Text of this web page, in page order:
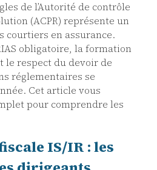
de l’Autorité de contrôle
(ACPR) représente un
courtiers en assurance.
obligatoire, la formation
le respect du devoir de
réglementaires se
Cet article vous
pour comprendre les
IS/IR : les